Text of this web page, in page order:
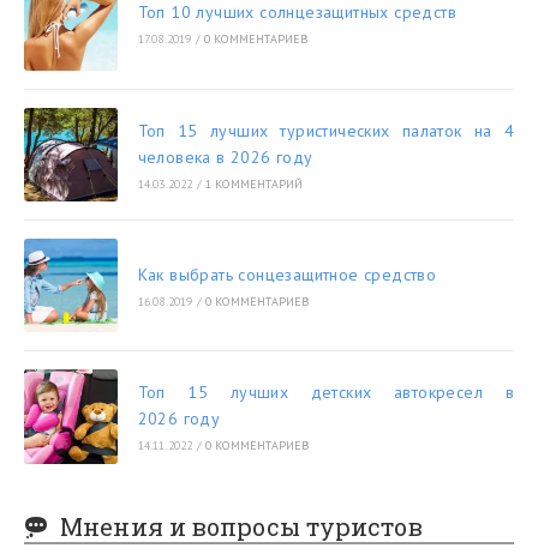
Топ 10 лучших солнцезащитных средств
17.08.2019 / 0 КОММЕНТАРИЕВ
Топ 15 лучших туристических палаток на 4
человека в 2026 году
14.03.2022 / 1 КОММЕНТАРИЙ
Как выбрать сонцезащитное средство
16.08.2019 / 0 КОММЕНТАРИЕВ
Топ 15 лучших детских автокресел в
2026 году
14.11.2022 / 0 КОММЕНТАРИЕВ
Мнения и вопросы туристов